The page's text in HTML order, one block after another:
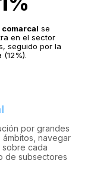
comarcal se
en el sector
seguido por la
(12%).
por grandes
navegar
cada
de subsectores